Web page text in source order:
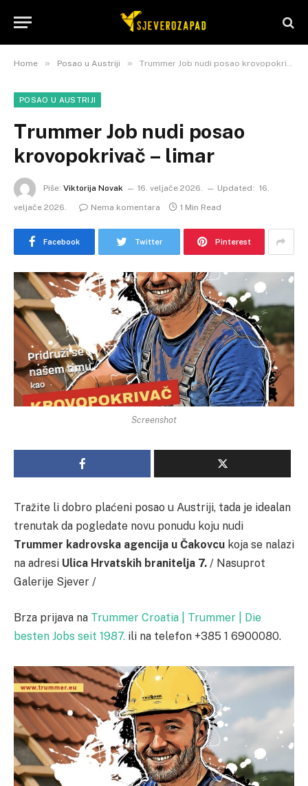
Home » Posao u Austriji » Trummer Job nudi posao krovopokrivač – limar
POSAO U AUSTRIJI
Trummer Job nudi posao
krovopokrivač – limar
Piše: Viktorija Novak 16. veljače 2026. Updated: 16.
veljače 2026.
Nema komentara 1 Min Read
Facebook Twitter Pinterest
Screenshot
Tražite li dobro plaćeni posao u Austriji, tada je idealan
trenutak da pogledate novu ponudu koju nudi
Trummer kadrovska agencija u Čakovcu koja se nalazi
na adresi Ulica Hrvatskih branitelja 7. / Nasuprot
Galerije Sjever /
Brza prijava na Trummer Croatia | Trummer | Die
besten Jobs seit 1987. ili na telefon +385 1 6900080.